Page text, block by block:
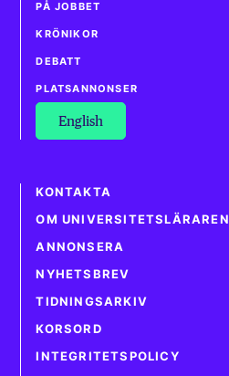
PÅ JOBBET
KRÖNIKOR
DEBATT
PLATSANNONSER
English
KONTAKTA
OM UNIVERSITETSLÄRAREN
ANNONSERA
NYHETSBREV
TIDNINGSARKIV
KORSORD
INTEGRITETSPOLICY